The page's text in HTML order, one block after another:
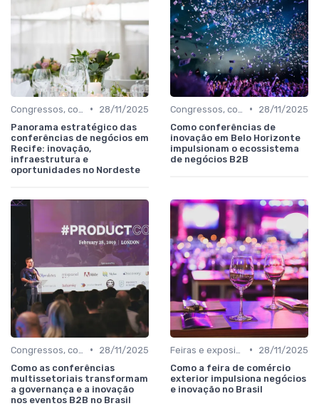
•
28/11/2025
Panorama estratégico das
conferências de negócios em
Recife: inovação,
infraestrutura e
oportunidades no Nordeste
•
28/11/2025
Como conferências de
inovação em Belo Horizonte
impulsionam o ecossistema
de negócios B2B
•
28/11/2025
Como as conferências
multissetoriais transformam
a governança e a inovação
nos eventos B2B no Brasil
•
28/11/2025
Como a feira de comércio
exterior impulsiona negócios
e inovação no Brasil